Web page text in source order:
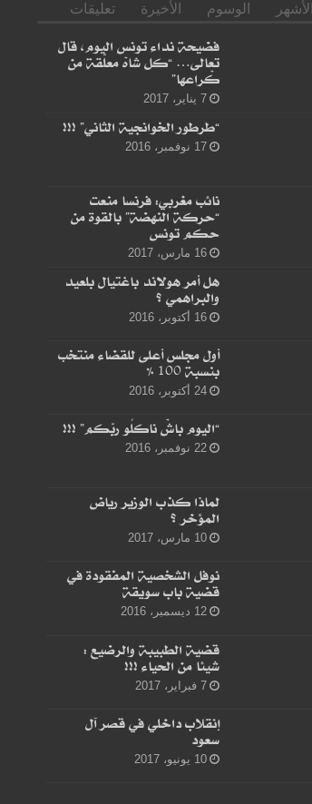
الأشهر الوسوم الأخيرة تعليقات
فضيحة نداء تونس اليوم، قال
تعالى… “كل شاهْ معلّقة من
كْراعها”
7 يناير، 2017
“طرطور الخوانجية الثاني” !!!
17 نوفمبر، 2016
نائب مغربي: فرنسا منعت
“حركة النهضة” بالقوة من
حكم تونس
16 مارس، 2017
هل أمر هولاند باغتيال بلعيد
والبراهمي ؟
16 أكتوبر، 2016
أول مجلس أعلى للقضاء منتخب
بنسبة 100 %
24 أكتوبر، 2016
“اليوم باشْ ناكلُو ربّكم” !!!
22 نوفمبر، 2016
لماذا كذب الوزير رياض
المؤخر ؟
10 مارس، 2017
نوفل الشخصية المفقودة في
قضية باب سويقة
12 ديسمبر، 2016
قضية الطبيبة والرضيع :
شيئا من الحياء !!!
7 فبراير، 2017
إنقلاب داخلي في قصر آل
سعود
10 يونيو، 2017